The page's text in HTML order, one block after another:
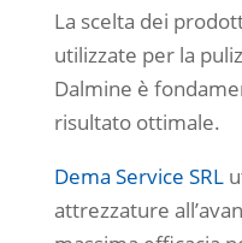
La scelta dei
utilizzate per la
Dalmine è
risultato ottimale.
Dema Service SRL
attrezzature